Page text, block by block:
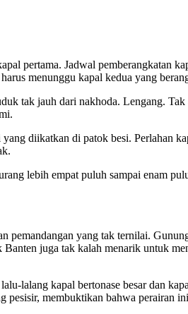
pertama. Jadwal pemberangkatan
menunggu kapal kedua yang
tak jauh dari nakhoda. Lengang.
diikatkan di patok besi. Perlahan
lebih empat puluh sampai enam
pemandangan yang tak ternilai.
juga tak kalah menarik untuk
lalang kapal bertonase besar dan
membuktikan bahwa perairan